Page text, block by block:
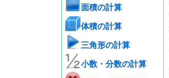
面積の計算
体積の計算
三角形の計算
小数・分数の計算